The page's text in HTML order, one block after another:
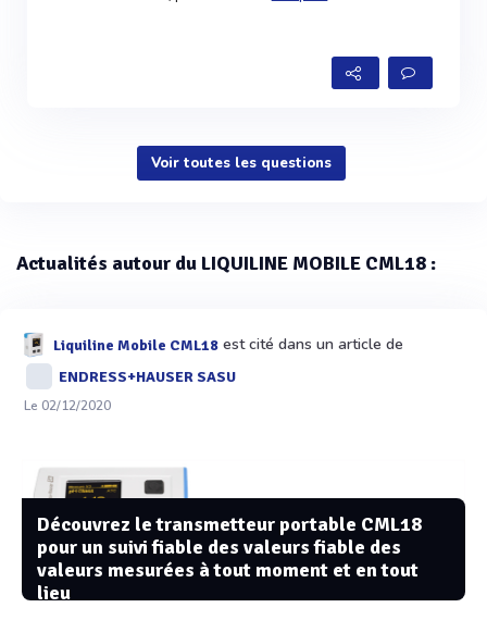
Voir toutes les questions
Actualités autour du LIQUILINE MOBILE CML18 :
Liquiline Mobile CML18 est cité dans un article de
ENDRESS+HAUSER SASU
Le 02/12/2020
Découvrez le transmetteur portable CML18
pour un suivi fiable des valeurs fiable des
valeurs mesurées à tout moment et en tout
lieu